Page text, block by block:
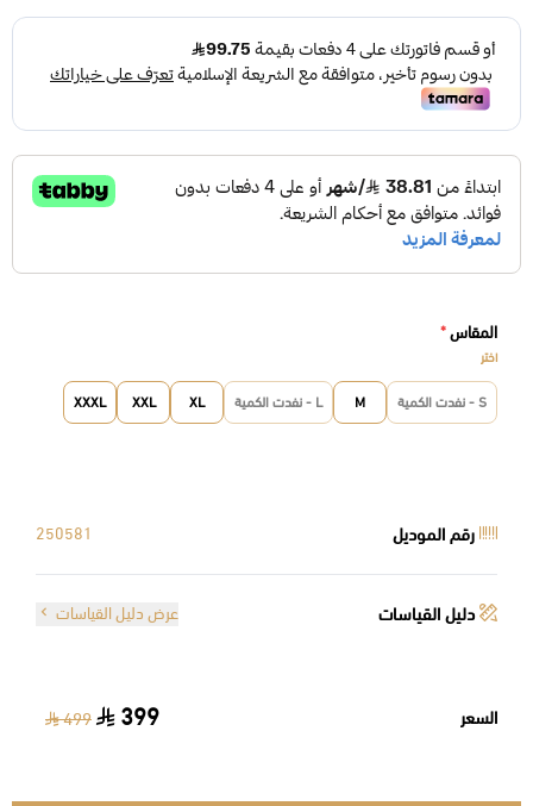
المقاس*
اختر
S - نفدت الكمية M L - نفدت الكمية XL
XXL
XXXL
رقم الموديل 250581
دليل القياسات عرض دليل القياسات
السعر 399
499